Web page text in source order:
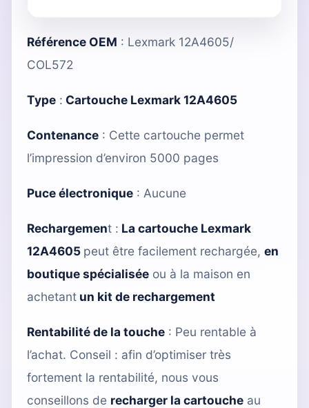
Référence OEM : Lexmark 12A4605/
COL572
Type : Cartouche Lexmark 12A4605
Contenance : Cette cartouche permet
l’impression d’environ 5000 pages
Puce électronique : Aucune
Rechargement : La cartouche Lexmark
12A4605 peut être facilement rechargée, en
boutique spécialisée ou à la maison en
achetant un kit de rechargement
Rentabilité de la touche : Peu rentable à
l’achat. Conseil : afin d’optimiser très
fortement la rentabilité, nous vous
conseillons de recharger la cartouche au